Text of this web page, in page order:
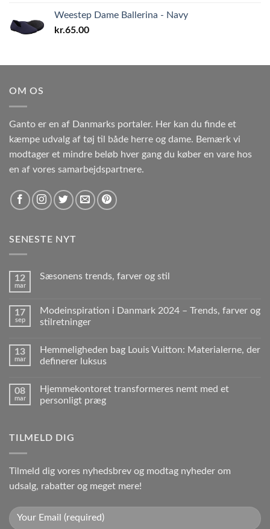
Weestep Dame Ballerina - Navy
kr.65.00
OM OS
Ganto er en af Danmarks portaler. Her kan du finde et
kæmpe udvalg af tøj til både herre og dame. Bemærk vi
modtager et mindre beløb hver gang du køber en vare hos
en af vores samarbejdspartnere.
SENESTE NYT
12
mar
Sæsonens trends, farver og stil
17
sep
Modeinspiration i Danmark 2024 – Trends, farver og
stilretninger
13
mar
Hemmeligheden bag Louis Vuitton: Materialerne, der
definerer luksus
08
mar
Hjemmekontoret transformeres nemt med et
personligt præg
TILMELD DIG
Tilmeld dig vores nyhedsbrev og modtag nyheder om
udsalg, rabatter og meget mere!